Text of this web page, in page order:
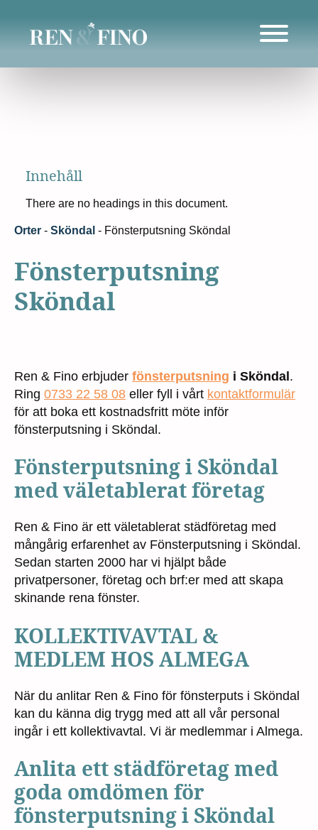
Innehåll
There are no headings in this document.
Orter - Sköndal - Fönsterputsning Sköndal
Fönsterputsning
Sköndal
Ren & Fino erbjuder fönsterputsning i Sköndal .
Ring 0733 22 58 08 eller fyll i vårt kontaktformulär
för att boka ett kostnadsfritt möte inför
fönsterputsning i Sköndal.
Fönsterputsning i Sköndal
med väletablerat företag
Ren & Fino är ett väletablerat städföretag med
mångårig erfarenhet av Fönsterputsning i Sköndal.
Sedan starten 2000 har vi hjälpt både
privatpersoner, företag och brf:er med att skapa
skinande rena fönster.
KOLLEKTIVAVTAL &
MEDLEM HOS ALMEGA
När du anlitar Ren & Fino för fönsterputs i Sköndal
kan du känna dig trygg med att all vår personal
ingår i ett kollektivavtal. Vi är medlemmar i Almega.
Anlita ett städföretag med
goda omdömen för
fönsterputsning i Sköndal